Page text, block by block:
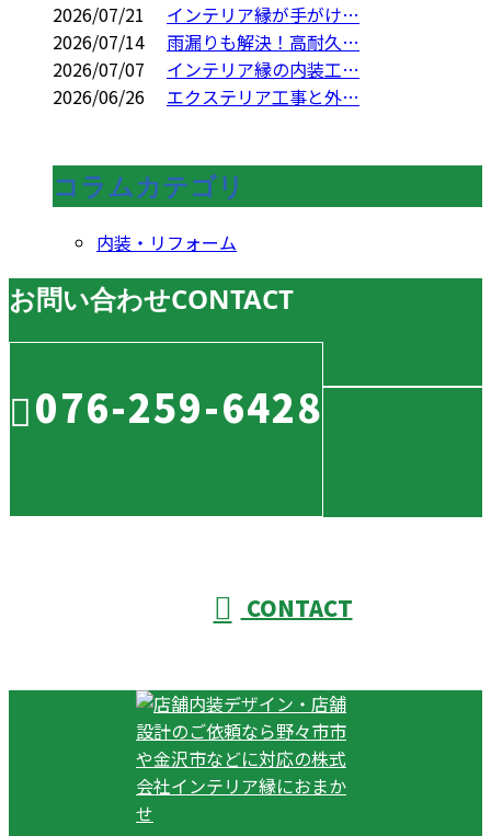
2026/07/21
インテリア縁が手がけ…
2026/07/14
雨漏りも解決！高耐久…
2026/07/07
インテリア縁の内装工…
2026/06/26
エクステリア工事と外…
コラムカテゴリ
内装・リフォーム
お問い合わせCONTACT
076-259-6428
CONTACT